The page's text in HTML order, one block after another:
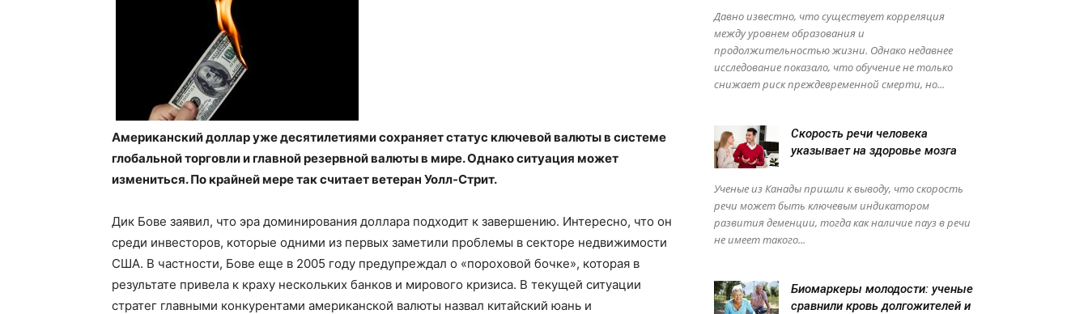
Американский доллар уже десятилетиями сохраняет статус ключевой валюты в системе
глобальной торговли и главной резервной валюты в мире. Однако ситуация может
измениться. По крайней мере так считает ветеран Уолл-Стрит.
Дик Бове заявил, что эра доминирования доллара подходит к завершению. Интересно, что он
среди инвесторов, которые одними из первых заметили проблемы в секторе недвижимости
США. В частности, Бове еще в 2005 году предупреждал о «пороховой бочке», которая в
результате привела к краху нескольких банков и мирового кризиса. В текущей ситуации
стратег главными конкурентами американской валюты назвал китайский юань и
Давно известно, что существует корреляция
между уровнем образования и
продолжительностью жизни. Однако недавнее
исследование показало, что обучение не только
снижает риск преждевременной смерти, но...
Скорость речи человека
указывает на здоровье мозга
Ученые из Канады пришли к выводу, что скорость
речи может быть ключевым индикатором
развития деменции, тогда как наличие пауз в речи
не имеет такого...
Биомаркеры молодости: ученые
сравнили кровь долгожителей и